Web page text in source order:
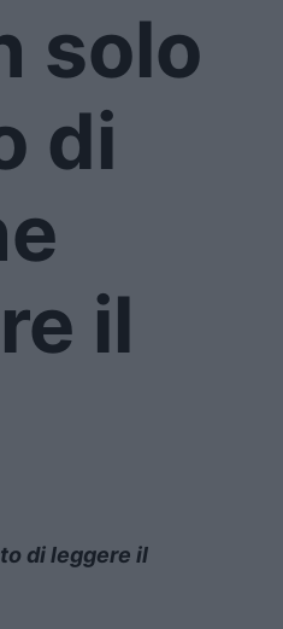
solo
di
il
di leggere il